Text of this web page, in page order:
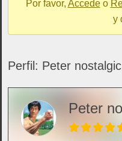
Todo usuario puede
cosa referente a
Por favor, Accedeo
y
Perfil: Peter nostalgic
Peter